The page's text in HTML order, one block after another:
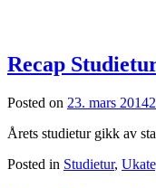
Recap
Posted on 23. mars 2014
Årets studietur gikk av
Posted in Studietur,